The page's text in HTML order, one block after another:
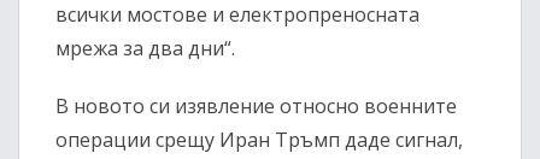
всички мостове и електропреносната
мрежа за два дни“.
В новото си изявление относно военните
операции срещу Иран Тръмп даде сигнал,